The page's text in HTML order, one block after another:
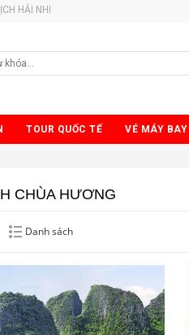
HẢI NHI
TOUR QUỐC TẾ VÉ MÁY BAY
CHÙA HƯƠNG
Danh sách